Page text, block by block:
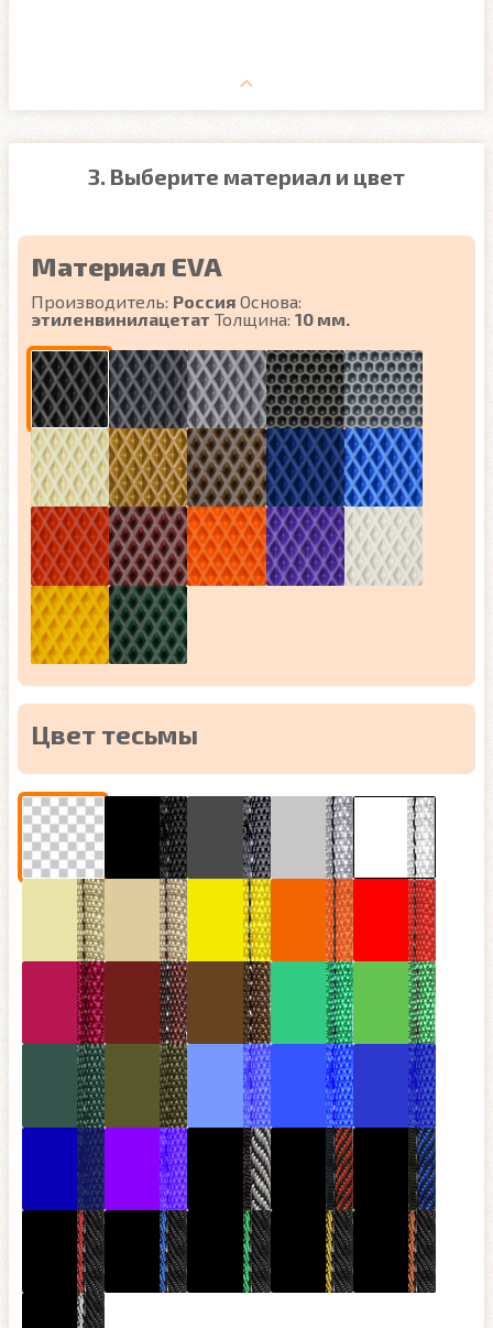
3. Выберите материал и цвет
Материал EVA
Производитель: Россия Основа:
этиленвинилацетат Толщина: 10 мм.
Цвет тесьмы